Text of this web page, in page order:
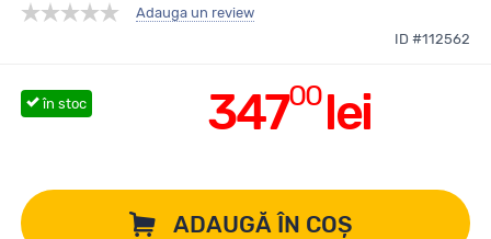
Adauga un review
ID #112562
34700lei
în stoc
ADAUGĂ ÎN COȘ